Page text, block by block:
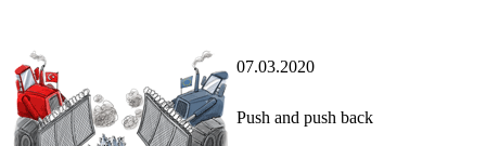
07.03.2020
Push and push back